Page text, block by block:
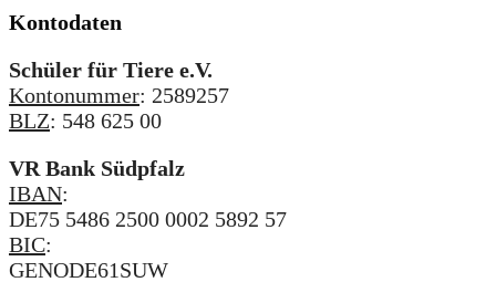
Kontodaten
Schüler für Tiere e.V.
Kontonummer: 2589257
BLZ: 548 625 00
VR Bank Südpfalz
IBAN:
DE75 5486 2500 0002 5892 57
BIC:
GENODE61SUW